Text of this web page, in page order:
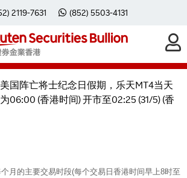
2119-7631 (852) 5503-4131
30日乐天MT4交易时间因
士纪念日假期有所转变
国阵亡将士纪念日假期，乐天MT4当天
06:00 (香港时间) 开市至02:25 (31/5) (香
月的主要交易时段(每个交易日香港时间早上8时至